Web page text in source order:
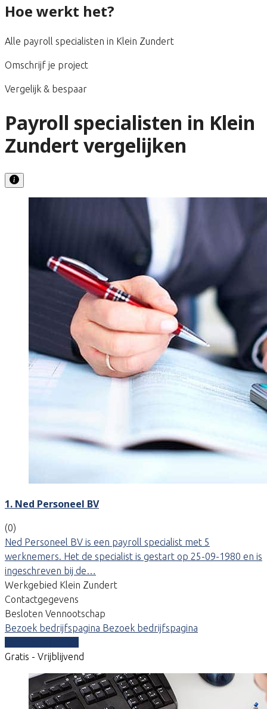
Hoe werkt het?
Alle payroll specialisten in Klein Zundert
Omschrijf je project
Vergelijk & bespaar
Payroll specialisten in Klein
Zundert vergelijken
1. Ned Personeel BV
(0)
Ned Personeel BV is een payroll specialist met 5
werknemers. Het de specialist is gestart op 25-09-1980 en is
ingeschreven bij de…
Werkgebied Klein Zundert
Contactgegevens
Besloten Vennootschap
Bezoek bedrijfspagina Bezoek bedrijfspagina
Gratis - Vrijblijvend